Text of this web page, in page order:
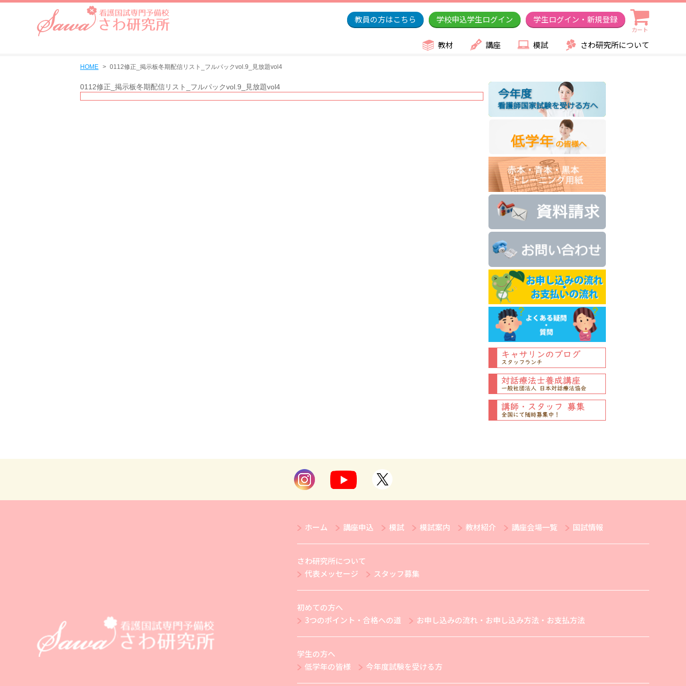
教員の方はこちら 学校申込学生ログイン 学生ログイン・新規登録
カート
教材 講座 模試 さわ研究所について
HOME 0112修正_掲示板冬期配信リスト_フルパックvol.9_見放題vol4
0112修正_掲示板冬期配信リスト_フルパックvol.9_見放題vol4
ホーム 講座申込 模試 模試案内 教材紹介 講座会場一覧 国試情報
さわ研究所について
代表メッセージ
スタッフ募集
初めての方へ
3つのポイント・合格への道
お申し込みの流れ・お申し込み方法・お支払方法
学生の方へ
低学年の皆様
今年度試験を受ける方